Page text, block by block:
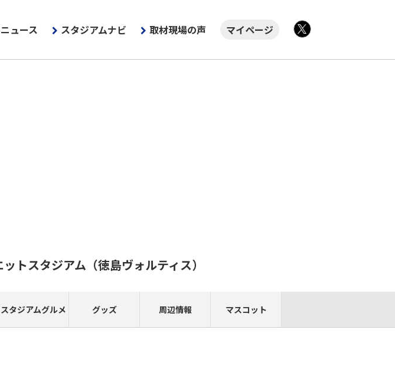
ュース スタジアムナビ 取材現場の声
マイページ
トスタジアム （徳島ヴォルティス）
スタジアムグルメ グッズ 周辺情報 マスコット